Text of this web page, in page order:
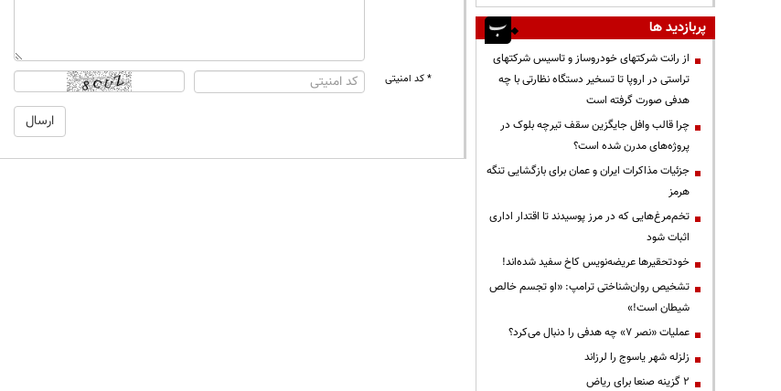
* کد امنیتی
پربازدید ها
از رانت‌ شرکتهای خودروساز و تاسیس شرکتهای
تراستی در اروپا تا تسخیر دستگاه نظارتی با چه
هدفی صورت گرفته است
چرا قالب وافل جایگزین سقف تیرچه بلوک در
پروژه‌های مدرن شده است؟
جزئیات مذاکرات ایران و عمان برای بازگشایی تنگه
هرمز
تخم‌مرغ‌هایی که در مرز پوسیدند تا اقتدار اداری
اثبات شود
خودتحقیرها عریضه‌نویس کاخ سفید شده‌اند!
تشخیص روان‌شناختی ترامپ: «او تجسم خالص
شیطان است!»
عملیات «نصر ۷» چه هدفی را دنبال می‌کرد؟
زلزله شهر یاسوج را لرزاند
۲ گزینه صنعا برای ریاض